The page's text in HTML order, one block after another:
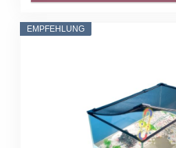
EMPFEHLUNG